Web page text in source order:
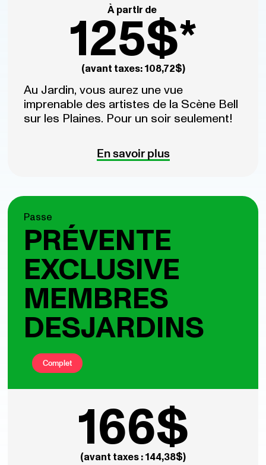
À partir de
125$*
(avant taxes: 108,72$)
Au Jardin, vous aurez une vue
imprenable des artistes de la Scène Bell
sur les Plaines. Pour un soir seulement!
En savoir plus
Passe
PRÉVENTE
EXCLUSIVE
MEMBRES
DESJARDINS
Complet
166$
(avant taxes : 144,38$)